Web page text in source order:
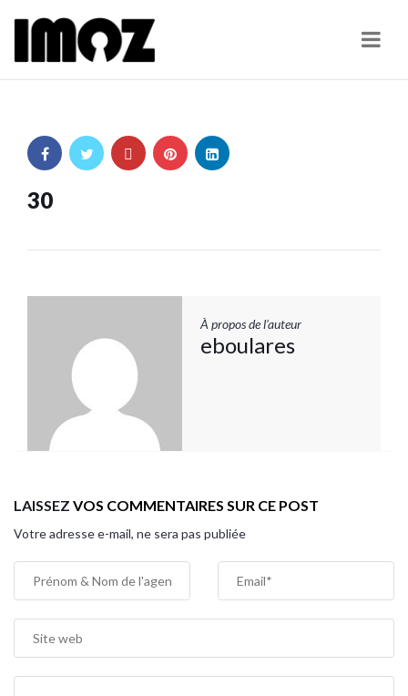
30
À propos de l’auteur
eboulares
LAISSEZ VOS COMMENTAIRES SUR CE POST
Votre adresse e-mail, ne sera pas publiée